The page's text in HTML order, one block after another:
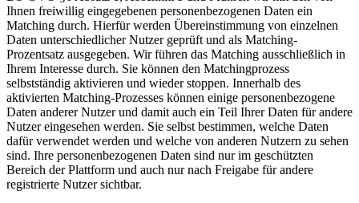
Ihnen freiwillig eingegebenen personenbezogenen Daten ein
Matching durch. Hierfür werden Übereinstimmung von einzelnen
Daten unterschiedlicher Nutzer geprüft und als Matching-
Prozentsatz ausgegeben. Wir führen das Matching ausschließlich in
Ihrem Interesse durch. Sie können den Matchingprozess
selbstständig aktivieren und wieder stoppen. Innerhalb des
aktivierten Matching-Prozesses können einige personenbezogene
Daten anderer Nutzer und damit auch ein Teil Ihrer Daten für andere
Nutzer eingesehen werden. Sie selbst bestimmen, welche Daten
dafür verwendet werden und welche von anderen Nutzern zu sehen
sind. Ihre personenbezogenen Daten sind nur im geschützten
Bereich der Plattform und auch nur nach Freigabe für andere
registrierte Nutzer sichtbar.